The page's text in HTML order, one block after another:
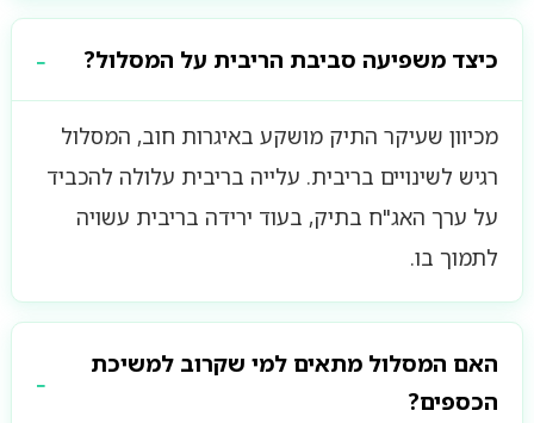
כיצד משפיעה סביבת הריבית על המסלול?
מכיוון שעיקר התיק מושקע באיגרות חוב, המסלול
רגיש לשינויים בריבית. עלייה בריבית עלולה להכביד
על ערך האג"ח בתיק, בעוד ירידה בריבית עשויה
לתמוך בו.
האם המסלול מתאים למי שקרוב למשיכת
הכספים?